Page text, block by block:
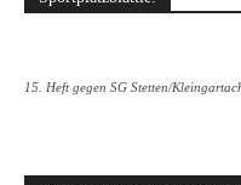
15. Heft gegen SG Stetten/